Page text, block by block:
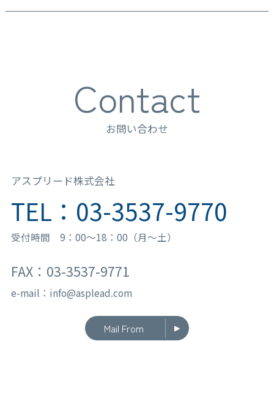
Contact
お問い合わせ
アスプリード株式会社
TEL：03-3537-9770
受付時間 9：00〜18：00（月〜土）
FAX：03-3537-9771
e-mail：info@asplead.com
Mail From